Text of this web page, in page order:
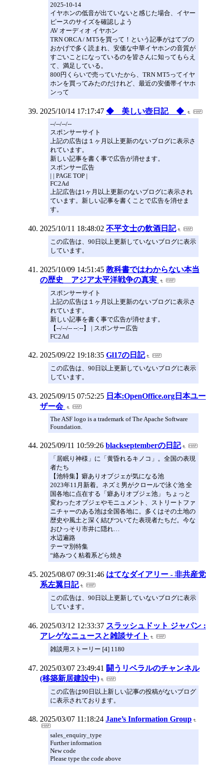
2025-10-14
イヤホンの低音が出ていないと感じた場合、イヤー
ピースのサイズを確認しよう
AV オーディオ イヤホン
TRN ORCA / MT5を買って！という記事がはてブの
おかげで多く読まれ、安価な中華イヤホンの音質が
すごいことになっているのを皆さんに知ってもらえ
て、満足している。
800円くらいで売っていたから、TRN MT5ってイヤ
ホンを買ってみたのだけれど、最近の安価帯イヤホ
ンって
2025/10/14 17:17:47 ◆ 美しい壺日記 ◆
--/--/--/--
スポンサーサイト
上記の広告は１ヶ月以上更新のないブログに表示さ
れています。
新しい記事を書く事で広告が消せます。
スポンサー広告
| | PAGE TOP |
FC2Ad
上記広告は1ヶ月以上更新のないブログに表示され
ています。新しい記事を書くことで広告を消せま
す。
2025/10/11 18:48:02 不平文士の飲酒日記
この広告は、90日以上更新していないブログに表示
しています。
2025/10/09 14:51:45 教科書ではわからない本当
の歴史 アジア太平洋戦争の真実
スポンサーサイト
上記の広告は１ヶ月以上更新のないブログに表示さ
れています。
新しい記事を書く事で広告が消せます。
【--/--/-- --:--】 | スポンサー広告
FC2Ad
2025/09/22 19:18:35 Gl17の日記
この広告は、90日以上更新していないブログに表示
しています。
2025/09/15 07:52:25 日本:OpenOffice.org日本ユー
ザー会
The ASF logo is a trademark of The Apache Software
Foundation.
2025/09/11 10:59:26 blackseptemberの日記
「居眠り神様」に「黄昏れるキノコ」。全国の表現
者たち
【池特集】癖ありオブジェが気になる池
2023年11月新着。ネズミ男がクロールで泳ぐ池 全
国各地に点在する「癖ありオブジェ池」 ちょっと
変わったオブジェやモニュメント、ストリートファ
ニチャーのある池は全国各地に。多くはその土地の
歴史や風土と深く結びついてた表現者たちだ。今な
おひっそり市井に隠れ…
水辺遍路
テーマ別特集
“絡みつく粘着系どら焼き
2025/08/07 09:31:46 はてなダイアリー - 非共産党
系左翼日記
この広告は、90日以上更新していないブログに表示
しています。
2025/03/12 12:33:37 スラッシュドット ジャパン :
アレゲなニュースと雑談サイト
雑談用ストーリー [4] 1180
2025/03/07 23:49:41 闘うリベラルのチャンネル
(移築新居建設中)
この広告は90日以上新しい記事の投稿がないブログ
に表示されております。
2025/03/07 11:18:24 Jane’s Information Group
sales_enquiry_type
Further information
New code
Please type the code above